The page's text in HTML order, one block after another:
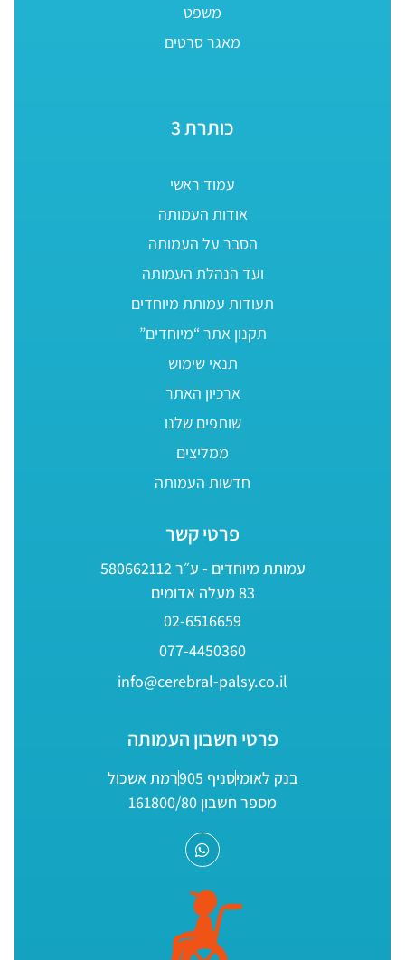
משפט
מאגר סרטים
כותרת 3
עמוד ראשי
אודות העמותה
הסבר על העמותה
ועד הנהלת העמותה
תעודות עמותת מיוחדים
תקנון אתר “מיוחדים”
תנאי שימוש
ארכיון האתר
שותפים שלנו
ממליצים
חדשות העמותה
פרטי קשר
עמותת מיוחדים - ע״ר 580662112
83 מעלה אדומים
02-6516659
077-4450360
info@cerebral-palsy.co.il
פרטי חשבון העמותה
בנק לאומיסניף 905
רמת אשכול
מספר חשבון 161800/80